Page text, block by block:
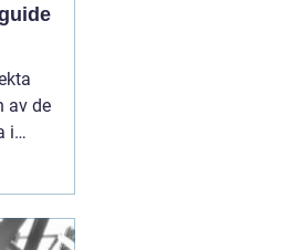
av de
i
ert